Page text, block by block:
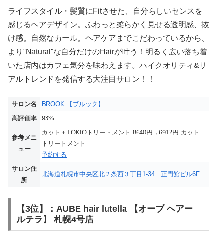
ライフスタイル・髪質にFitさせた、自分らしいセンスを
感じるヘアデザイン。ふわっと柔らかく見せる透明感、抜
け感。自然なカール。ヘアケアまでこだわっているから、
より“Natural”な自分だけのHairが叶う！明るく広い落ち着
いた店内はカフェ気分を味わえます。ハイクオリティ&リ
アルトレンドを発信する大注目サロン！！
サロン名
BROOK.【ブルック】
高評価率
93%
参考メニ
ュー
カット＋TOKIOトリートメント 8640円→6912円 カット、
トリートメント
予約する
サロン住
所
北海道札幌市中央区北２条西３丁目1-34 正門館ビル6F
【3位】：AUBE hair lutella 【オーブ ヘアー
ルテラ】 札幌4号店